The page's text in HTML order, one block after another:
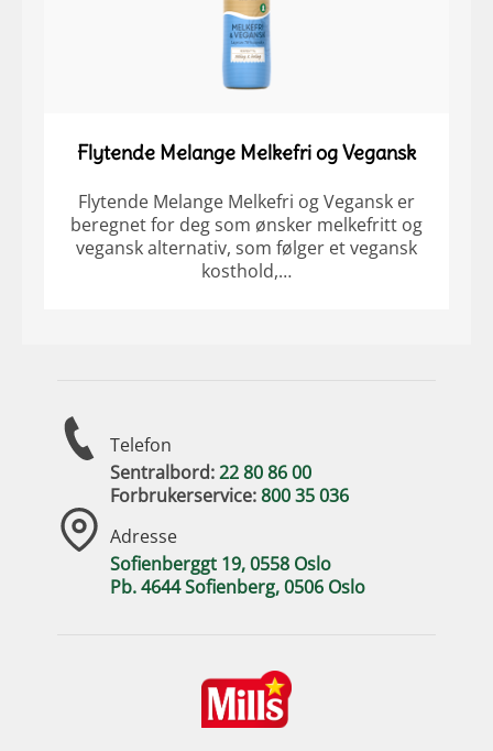
Flytende Melange Melkefri og Vegansk
Flytende Melange Melkefri og Vegansk er
beregnet for deg som ønsker melkefritt og
vegansk alternativ, som følger et vegansk
kosthold,…
Telefon
Sentralbord:22 80 86 00
Forbrukerservice:800 35 036
Adresse
Sofienberggt 19, 0558 Oslo
Pb. 4644 Sofienberg, 0506 Oslo